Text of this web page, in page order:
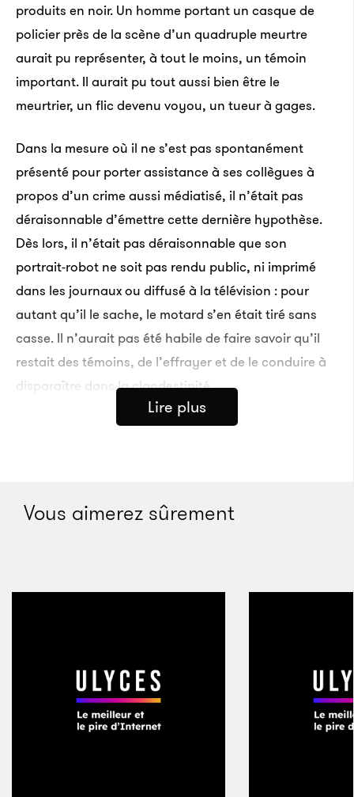
produits en noir. Un homme portant un casque de
policier près de la scène d’un quadruple meurtre
aurait pu représenter, à tout le moins, un témoin
important. Il aurait pu tout aussi bien être le
meurtrier, un flic devenu voyou, un tueur à gages.
Dans la mesure où il ne s’est pas spontanément
présenté pour porter assistance à ses collègues à
propos d’un crime aussi médiatisé, il n’était pas
déraisonnable d’émettre cette dernière hypothèse.
Dès lors, il n’était pas déraisonnable que son
portrait-robot ne soit pas rendu public, ni imprimé
dans les journaux ou diffusé à la télévision : pour
autant qu’il le sache, le motard s’en était tiré sans
casse. Il n’aurait pas été habile de faire savoir qu’il
restait des témoins, de l’effrayer et de le conduire à
disparaître dans la clandestinité.
Dans les mois qui ont suivi la fouille de son
Zaid al-Hilli. Il ne m’a pas dit exactement quelles
étaient ces questions, mais on peut présumer sans
anglaise a refusé de dire quoi que ce soit au nom de
que Zaid avait essayé d’obtenir une carte bancaire
non autorisée pour retirer de l’argent sur le compte
de son père à Genève ; une émission de la BBC l’a
Lire plus
Vous aimerez sûrement